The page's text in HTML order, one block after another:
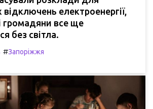
електроенергії,
громадяни все ще
без світла.
#Запоріжжя